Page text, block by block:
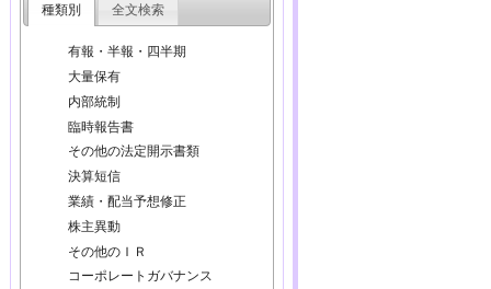
種類別 全文検索
有報・半報・四半期
大量保有
内部統制
臨時報告書
その他の法定開示書類
決算短信
業績・配当予想修正
株主異動
その他のＩＲ
コーポレートガバナンス